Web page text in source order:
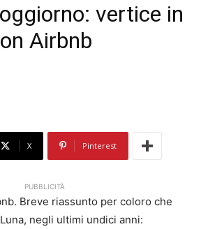
vertice in
Airbnb
X Pinterest
PUBBLICITÀ
Breve riassunto per coloro che
negli ultimi undici anni: